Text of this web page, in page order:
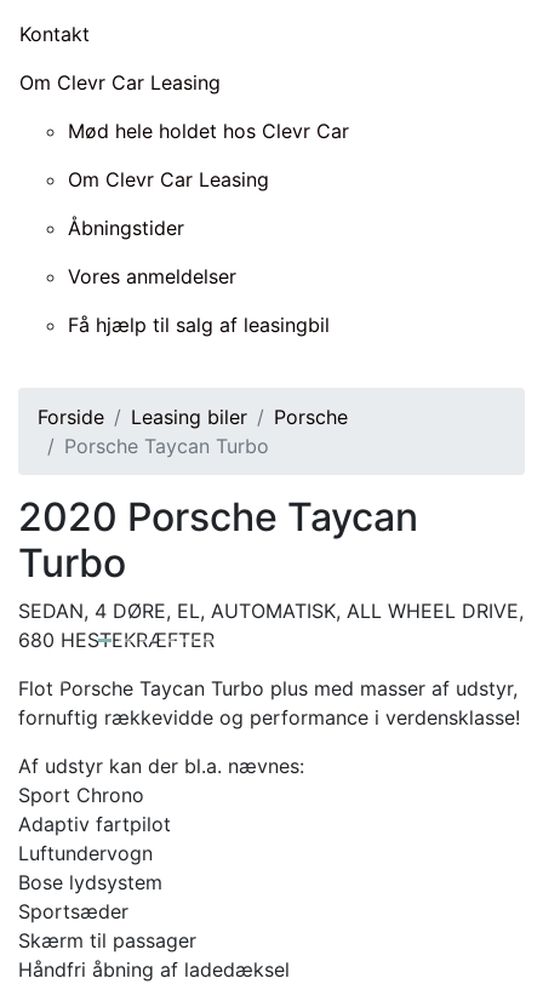
Kontakt
Om Clevr Car Leasing
Mød hele holdet hos Clevr Car
Om Clevr Car Leasing
Åbningstider
Vores anmeldelser
Få hjælp til salg af leasingbil
Forside Leasing biler
Porsche
Porsche Taycan Turbo
2020 Porsche Taycan
Turbo
SEDAN, 4 DØRE, EL, AUTOMATISK, ALL WHEEL DRIVE,
680 HESTEKRÆFTER
Flot Porsche Taycan Turbo plus med masser af udstyr,
fornuftig rækkevidde og performance i verdensklasse!
Af udstyr kan der bl.a. nævnes:
Sport Chrono
Adaptiv fartpilot
Luftundervogn
Bose lydsystem
Sportsæder
Skærm til passager
Håndfri åbning af ladedæksel